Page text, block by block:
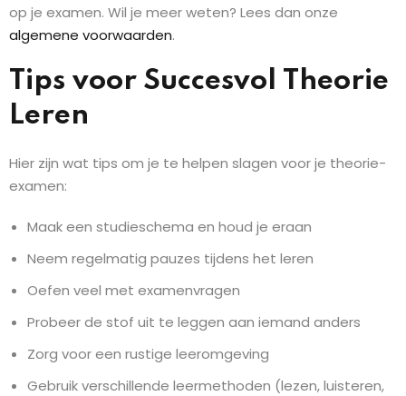
op je examen. Wil je meer weten? Lees dan onze
algemene voorwaarden.
Tips voor Succesvol Theorie
Leren
Hier zijn wat tips om je te helpen slagen voor je theorie-
examen:
Maak een studieschema en houd je eraan
Neem regelmatig pauzes tijdens het leren
Oefen veel met examenvragen
Probeer de stof uit te leggen aan iemand anders
Zorg voor een rustige leeromgeving
Gebruik verschillende leermethoden (lezen, luisteren,